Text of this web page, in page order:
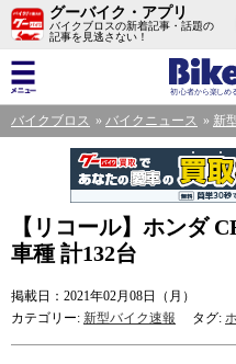
グーバイク・アプリ
バイクブロスの新着記事・話題の
記事を見逃さない！
バイクブロス バイクニュース 新
【リコール】ホンダ
車種 計132台
掲載日：2021年02月08日（月）
カテゴリー: 新型バイク速報 タグ: